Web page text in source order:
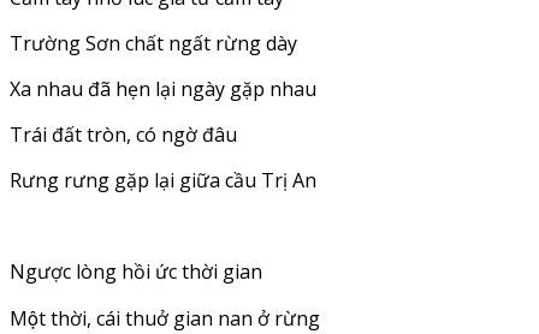
Trường Sơn chất ngất rừng dày
Xa nhau đã hẹn lại ngày gặp nhau
Trái đất tròn, có ngờ đâu
Rưng rưng gặp lại giữa cầu Trị An
Ngược lòng hồi ức thời gian
Một thời, cái thuở gian nan ở rừng